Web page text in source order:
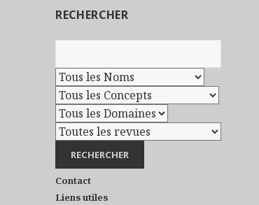
RECHERCHER
Contact
Liens utiles